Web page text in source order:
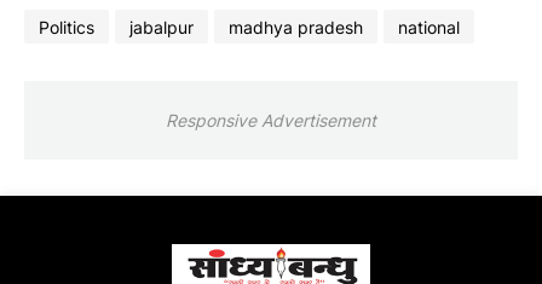
Politics jabalpur madhya pradesh national
Responsive Advertisement